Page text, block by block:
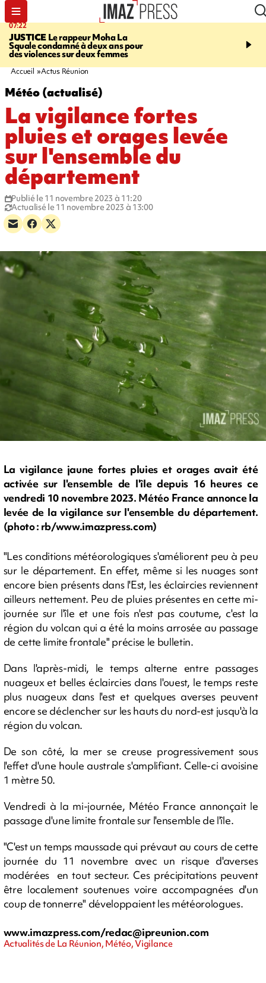
07:22
JUSTICE Le rappeur Moha La
Squale condamné à deux ans pour
des violences sur deux femmes
10:46
décède en juillet, 18
Accueil Actus Réunion
Météo (actualisé)
La vigilance fortes
pluies et orages levée
sur l'ensemble du
département
Publié le 11 novembre 2023 à 11:20
Actualisé le 11 novembre 2023 à 13:00
La vigilance jaune fortes pluies et orages avait été
activée sur l'ensemble de l'île depuis 16 heures ce
vendredi 10 novembre 2023. Météo France annonce la
levée de la vigilance sur l'ensemble du département.
(photo : rb/www.imazpress.com)
"Les conditions météorologiques s'améliorent peu à peu
sur le département. En effet, même si les nuages sont
encore bien présents dans l'Est, les éclaircies reviennent
ailleurs nettement. Peu de pluies présentes en cette mi-
journée sur l'île et une fois n'est pas coutume, c'est la
région du volcan qui a été la moins arrosée au passage
de cette limite frontale" précise le bulletin.
Dans l'après-midi, le temps alterne entre passages
nuageux et belles éclaircies dans l'ouest, le temps reste
plus nuageux dans l'est et quelques averses peuvent
encore se déclencher sur les hauts du nord-est jusqu'à la
région du volcan.
De son côté, la mer se creuse progressivement sous
l'effet d'une houle australe s'amplifiant. Celle-ci avoisine
1 mètre 50.
Vendredi à la mi-journée, Météo France annonçait le
passage d'une limite frontale sur l'ensemble de l'île.
"C'est un temps maussade qui prévaut au cours de cette
journée du 11 novembre avec un risque d'averses
modérées en tout secteur. Ces précipitations peuvent
être localement soutenues voire accompagnées d'un
coup de tonnerre" développaient les météorologues.
www.imazpress.com/redac@ipreunion.com
Actualités de La Réunion, Météo, Vigilance